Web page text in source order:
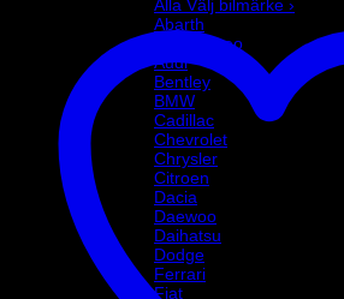
Alla Välj bilmärke ›
Abarth
Alfa Romeo
Audi
Bentley
BMW
Cadillac
Chevrolet
Chrysler
Citroen
Dacia
Daewoo
Daihatsu
Dodge
Ferrari
Fiat